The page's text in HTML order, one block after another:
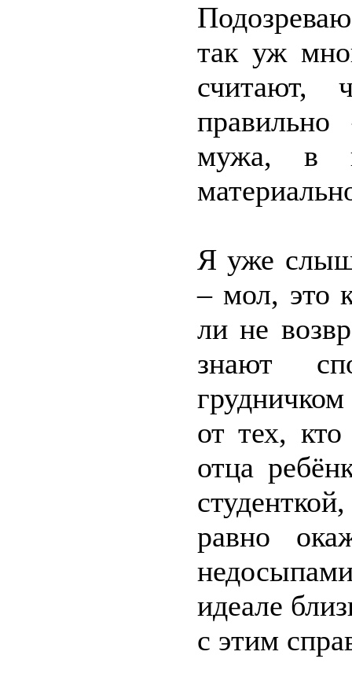
так уж
считают,
мужа, в
Я уже
– мол, это
ли не
знают
от тех,
отца
равно
идеале
с этим